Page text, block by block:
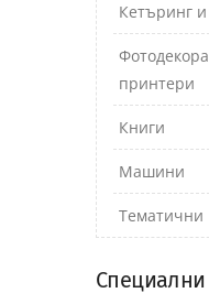
Кетъринг
принтери
Книги
Машини
Тематични